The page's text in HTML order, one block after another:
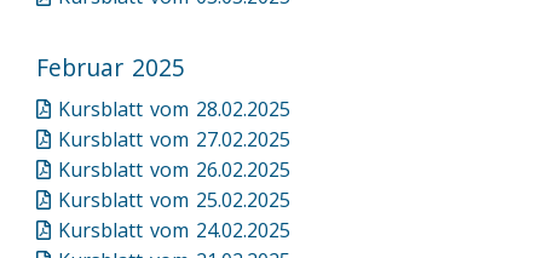
Februar 2025
Kursblatt vom 28.02.2025
Kursblatt vom 27.02.2025
Kursblatt vom 26.02.2025
Kursblatt vom 25.02.2025
Kursblatt vom 24.02.2025